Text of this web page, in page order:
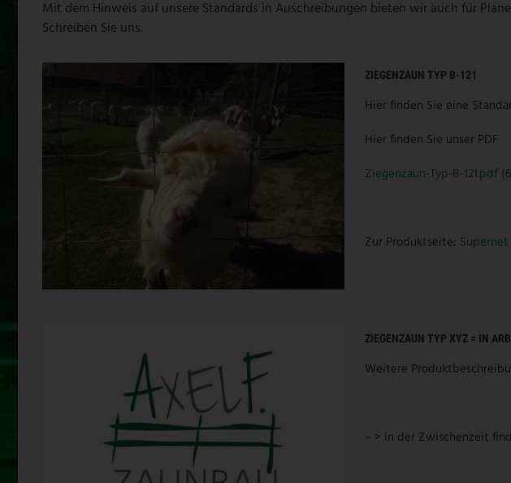
Mit dem Hinweis auf unsere Standards in Auschreibungen bieten wir auch für
Schreiben Sie uns.
ZIEGENZAUN TYP B-121
Hier finden Sie eine
Hier finden Sie unser PDF
Ziegenzaun-Typ-B-121.pdf
Zur Produktseite: Supernet
ZIEGENZAUN TYP XYZ = IN
Weitere
– > in der Zwischenzeit